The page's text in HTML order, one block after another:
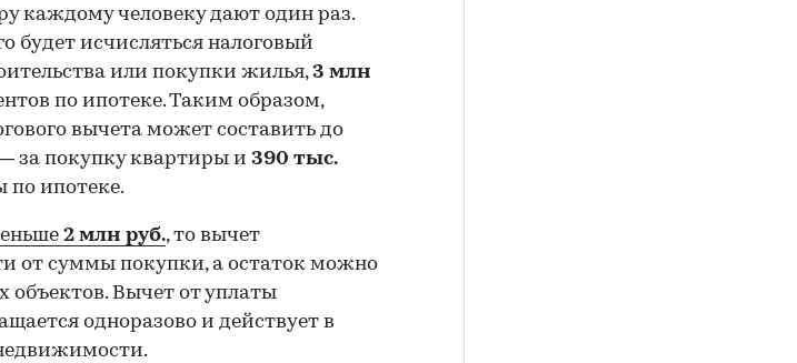
каждому человеку дают один раз.
будет исчисляться налоговый
или покупки жилья,3 млн
по ипотеке. Таким образом,
вычета может составить до
за покупку квартиры и 390 тыс.
по ипотеке.
2 млн руб., то вычет
от суммы покупки, а остаток можно
объектов. Вычет от уплаты
одноразово и действует в